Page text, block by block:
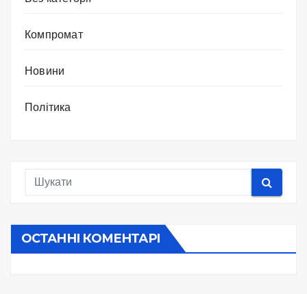
Компромат
Новини
Політика
ОСТАННІ КОМЕНТАРІ